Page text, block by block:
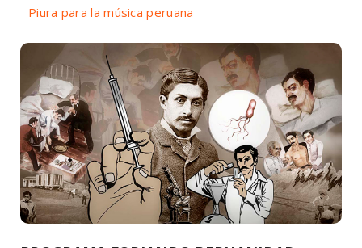
Piura para la música peruana